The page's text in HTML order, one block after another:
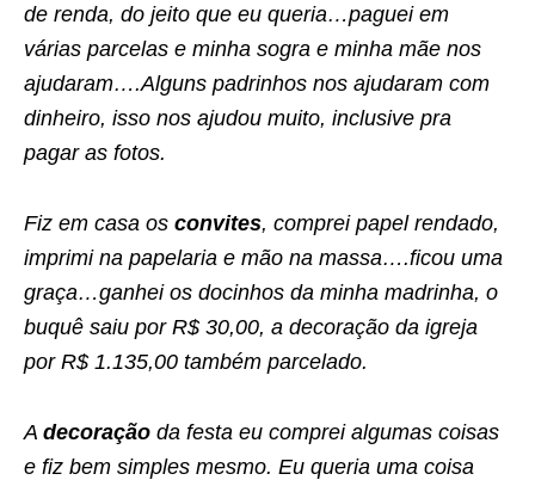
de renda, do jeito que eu queria…paguei em
várias parcelas e minha sogra e minha mãe nos
ajudaram….Alguns padrinhos nos ajudaram com
dinheiro, isso nos ajudou muito, inclusive pra
pagar as fotos.
Fiz em casa os convites, comprei papel rendado,
imprimi na papelaria e mão na massa….ficou uma
graça…ganhei os docinhos da minha madrinha, o
buquê saiu por R$ 30,00, a decoração da igreja
por R$ 1.135,00 também parcelado.
A decoração da festa eu comprei algumas coisas
e fiz bem simples mesmo. Eu queria uma coisa